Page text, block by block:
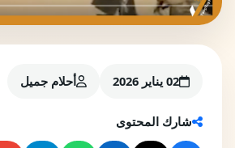
02 يناير 2026 أحلام جميل
شارك المحتوى